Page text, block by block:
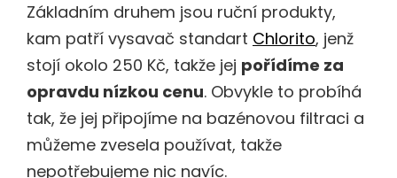
Základním druhem jsou ruční produkty,
kam patří vysavač standart Chlorito, jenž
stojí okolo 250 Kč, takže jej pořídíme za
opravdu nízkou cenu. Obvykle to probíhá
tak, že jej připojíme na bazénovou filtraci a
můžeme zvesela používat, takže
nepotřebujeme nic navíc.